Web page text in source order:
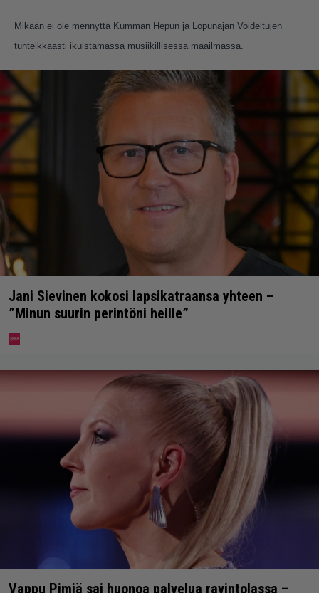
Mikään ei ole mennyttä Kumman Hepun ja Lopunajan Voideltujen
tunteikkaasti ikuistamassa musiikillisessa maailmassa.
Jani Sievinen kokosi lapsikatraansa yhteen –
”Minun suurin perintöni heille”
Vappu Pimiä sai huonoa palvelua ravintolassa –